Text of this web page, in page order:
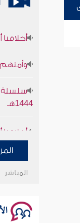
1444هـ
سلسلة
المباشر